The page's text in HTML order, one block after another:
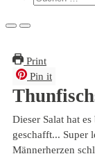
Primary
for
Mobile
Primary
Desktop
Print
Pin it
Dieser Salat hat
geschafft... Super
Männerherzen